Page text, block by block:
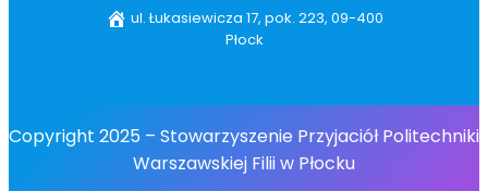
ul. Łukasiewicza 17, pok. 223, 09-400
Płock
Copyright 2025 – Stowarzyszenie Przyjaciół Politechniki
Warszawskiej Filii w Płocku